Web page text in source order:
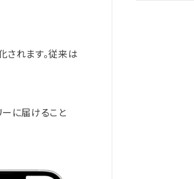
れます。従来は
に届けること